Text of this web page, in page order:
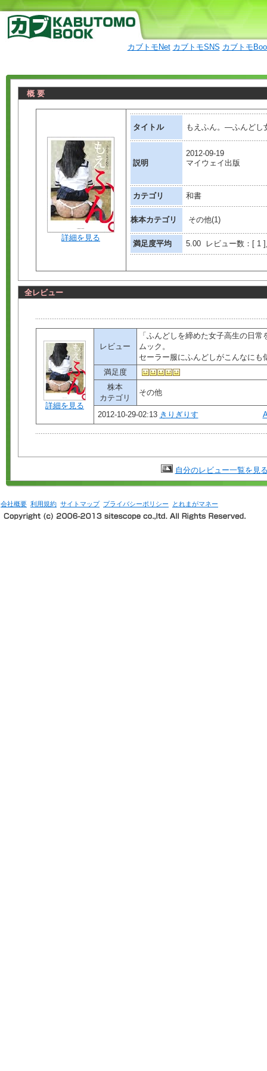
カブトモNet カブトモSNS カブトモ
概 要
詳細を見る
タイトル もえふん。―ふんどし
説明
2012-09-19
マイウェイ出版
カテゴリ 和書
株本カテゴリ その他(1)
満足度平均 5.00 レビュー数：[ 1 ]
全レビュー
詳細を見る
レビュー
「ふんどしを締めた女子高生の日
ムック。
セーラー服にふんどしがこんなに
満足度
株本
カテゴリ
その他
2012-10-29-02:13 きりぎりす
自分のレビュー一覧を見
会社概要 利用規約 サイトマップ プライバシーポリシー とれまがマネー